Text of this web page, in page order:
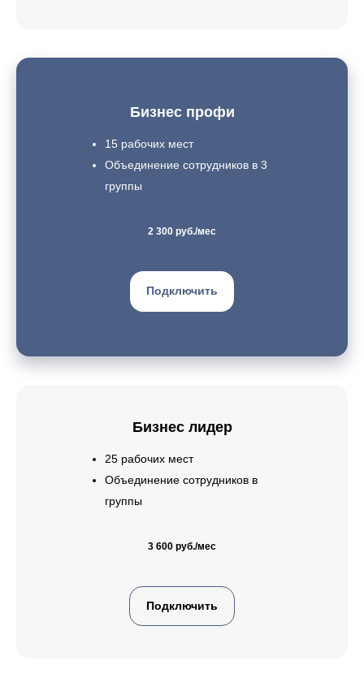
Бизнес профи
15 рабочих мест
Объединение сотрудников в 3
группы
2 300 руб./мес
Подключить
Бизнес лидер
25 рабочих мест
Объединение сотрудников в
группы
3 600 руб./мес
Подключить